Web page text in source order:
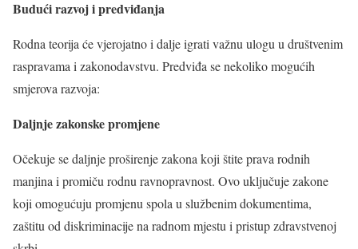
Budući razvoj i predviđanja
Rodna teorija će vjerojatno i dalje igrati važnu ulogu u društvenim
raspravama i zakonodavstvu. Predviđa se nekoliko mogućih
smjerova razvoja:
Daljnje zakonske promjene
Očekuje se daljnje proširenje zakona koji štite prava rodnih
manjina i promiču rodnu ravnopravnost. Ovo uključuje zakone
koji omogućuju promjenu spola u službenim dokumentima,
zaštitu od diskriminacije na radnom mjestu i pristup zdravstvenoj